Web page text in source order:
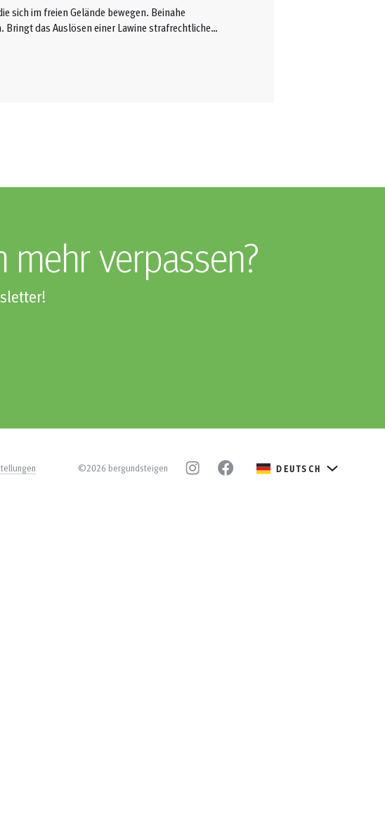
sich im freien Gelände bewegen. Beinahe
das Auslösen einer Lawine strafrechtliche
mehr verpassen?
©2026 bergundsteigen DEUTSCH